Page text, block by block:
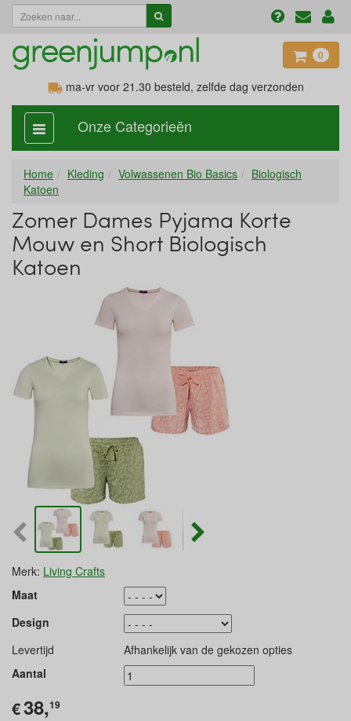
0
ma-vr voor 21.30 besteld, zelfde dag verzonden
categorie
aan,
Onze Categorieën
Home Kleding Volwassenen Bio Basics
Biologisch
Katoen
Zomer Dames Pyjama Korte
Mouw en Short Biologisch
Katoen
Merk: Living Crafts
Maat
Design
Levertijd
Afhankelijk van de gekozen opties
Aantal
€38,19